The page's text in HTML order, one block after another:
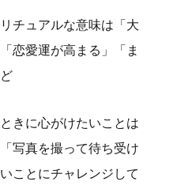
チュアルな意味は「大
恋愛運が高まる」「ま
きに心がけたいことは
写真を撮って待ち受け
ことにチャレンジして